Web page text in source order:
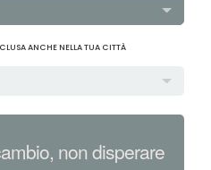
ANCHE NELLA TUA CITTÀ
non disperare